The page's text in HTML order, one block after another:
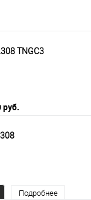
TNGC3
Подробнее